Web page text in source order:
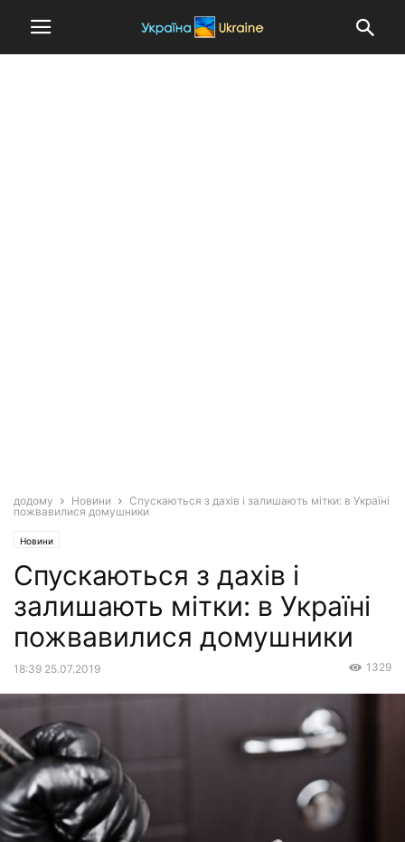
додому Новини
Спускаються з дахів і залишають мітки: в Україні
пожвавилися домушники
Новини
Спускаються з дахів і
залишають мітки: в Україні
пожвавилися домушники
18:39 25.07.2019 1329